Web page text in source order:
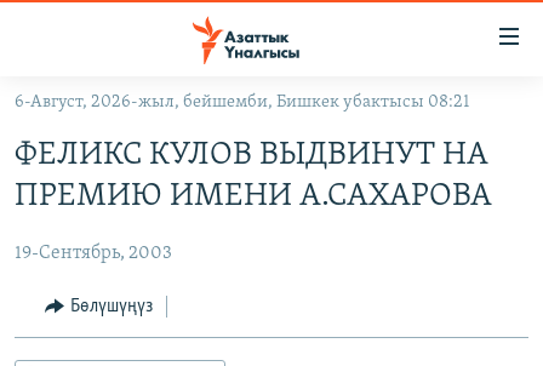
Навигацияга
өтүңүз
салыңыз
КЫРГЫЗСТАН
САЯСАТ
ЭКОНОМИКА
ДҮЙНӨ
БОРБОР АЗИЯ
УКРАИНА
АТАЙЫН ИЛИКТӨӨ
6-Август, 2026-жыл, бейшемби, Бишкек убактысы 08:21
ФЕЛИКС КУЛОВ ВЫДВИНУТ НА
ПРЕМИЮ ИМЕНИ А.САХАРОВА
19-Сентябрь, 2003
Бөлүшүңүз